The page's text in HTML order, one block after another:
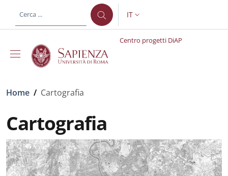
al contenuto principale
SELETTORE LINGUA:
IT
Centro progetti DiAP
Briciole di pane
Home / Cartografia
Cartografia